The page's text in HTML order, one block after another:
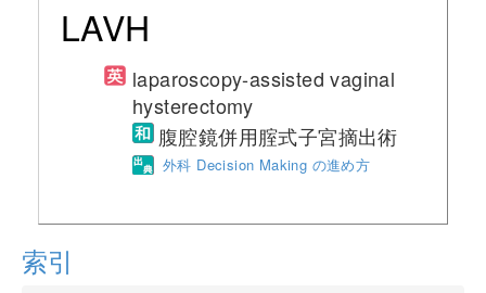
LAVH
laparoscopy-assisted vaginal
hysterectomy
腹腔鏡併用腟式子宮摘出術
外科 Decision Making の進め方
索引